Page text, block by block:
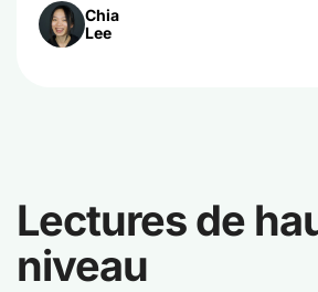
Chia
Lee
Lectures de
niveau